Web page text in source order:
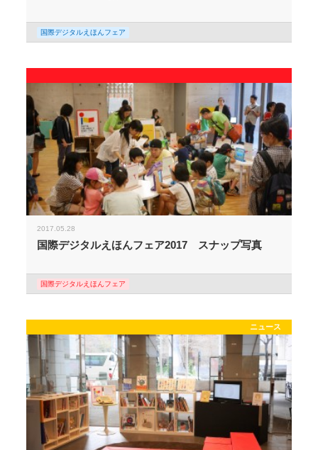
国際デジタルえほんフェア
2017.05.28
国際デジタルえほんフェア2017 スナップ写真
国際デジタルえほんフェア
ニュース